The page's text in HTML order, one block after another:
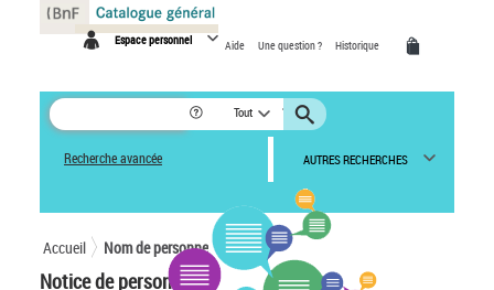
Espace personnel Aide Une question ? Historique
Tout
Recherche avancée AUTRES RECHERCHES
Accueil Nom de personne
Notice de personne
Panneau de gestion des cookies